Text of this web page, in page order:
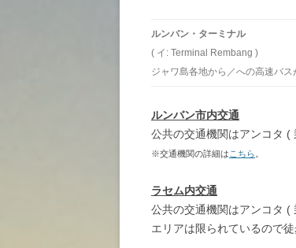
ルンバン・ターミナル
( イ: Terminal Rembang )
ジャワ島各地から／への高速バス
ルンバン市内交通
公共の交通機関はアンコタ (
※交通機関の詳細は こちら
ラセム内交通
公共の交通機関はアンコタ (
エリアは限られているので